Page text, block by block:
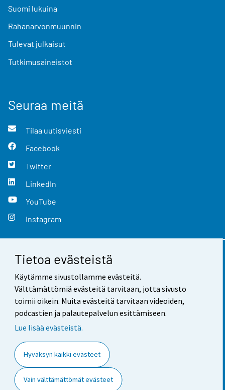
Tietoa evästeistä
Käytämme sivustollamme evästeitä.
Välttämättömiä evästeitä tarvitaan, jotta sivusto
toimii oikein. Muita evästeitä tarvitaan videoiden,
podcastien ja palautepalvelun esittämiseen.
Lue lisää evästeistä.
Hyväksyn kaikki evästeet
Vain välttämättömät evästeet
Suomi lukuina
Rahanarvonmuunnin
Tulevat julkaisut
Tutkimusaineistot
Seuraa meitä
Tilaa uutisviesti
Facebook
Twitter
LinkedIn
YouTube
Instagram
Yhteystiedot
Palaute
Käyttöehdot
Saavutettavuus
Tietoa sivustosta
Evästeasetukset